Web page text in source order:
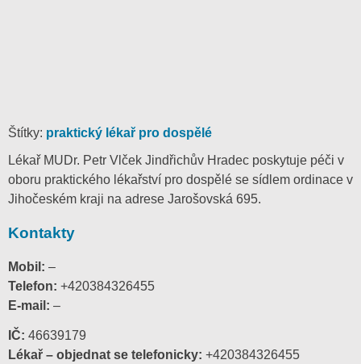
Štítky: praktický lékař pro dospělé
Lékař MUDr. Petr Vlček Jindřichův Hradec poskytuje péči v
oboru praktického lékařství pro dospělé se sídlem ordinace v
Jihočeském kraji na adrese Jarošovská 695.
Kontakty
Mobil: –
Telefon: +420384326455
E-mail: –
IČ: 46639179
Lékař – objednat se telefonicky: +420384326455